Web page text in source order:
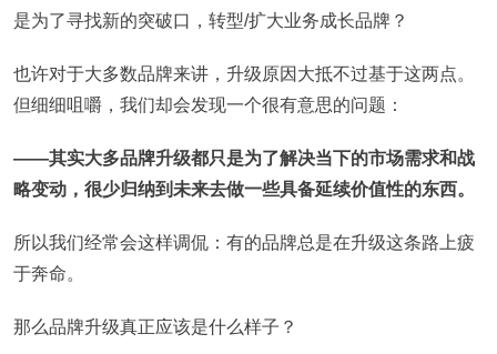
是为了寻找新的突破口，转型/扩大业务成长品牌？
也许对于大多数品牌来讲，升级原因大抵不过基于这两点。
但细细咀嚼，我们却会发现一个很有意思的问题：
——其实大多品牌升级都只是为了解决当下的市场需求和战
略变动，很少归纳到未来去做一些具备延续价值性的东西。
所以我们经常会这样调侃：有的品牌总是在升级这条路上疲
于奔命。
那么品牌升级真正应该是什么样子？